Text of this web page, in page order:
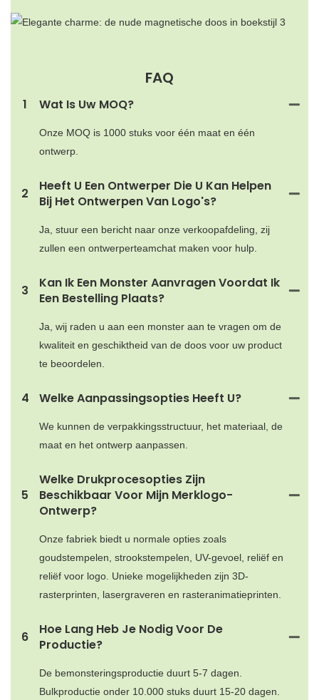
FAQ
1 Wat Is Uw MOQ?
Onze MOQ is 1000 stuks voor één maat en één
ontwerp.
2
Heeft U Een Ontwerper Die U Kan Helpen
Bij Het Ontwerpen Van Logo's?
Ja, stuur een bericht naar onze verkoopafdeling, zij
zullen een ontwerperteamchat maken voor hulp.
3
Kan Ik Een Monster Aanvragen Voordat Ik
Een Bestelling Plaats?
Ja, wij raden u aan een monster aan te vragen om de
kwaliteit en geschiktheid van de doos voor uw product
te beoordelen.
4 Welke Aanpassingsopties Heeft U?
We kunnen de verpakkingsstructuur, het materiaal, de
maat en het ontwerp aanpassen.
5
Welke Drukprocesopties Zijn
Beschikbaar Voor Mijn Merklogo-
Ontwerp?
Onze fabriek biedt u normale opties zoals
goudstempelen, strookstempelen, UV-gevoel, reliëf en
reliëf voor logo. Unieke mogelijkheden zijn 3D-
rasterprinten, lasergraveren en rasteranimatieprinten.
6
Hoe Lang Heb Je Nodig Voor De
Productie?
De bemonsteringsproductie duurt 5-7 dagen.
Bulkproductie onder 10.000 stuks duurt 15-20 dagen.